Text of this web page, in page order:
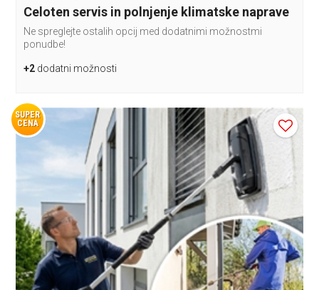
Celoten servis in polnjenje klimatske naprave
Ne spreglejte ostalih opcij med dodatnimi možnostmi
ponudbe!
+2 dodatni možnosti
SUPER
CENA